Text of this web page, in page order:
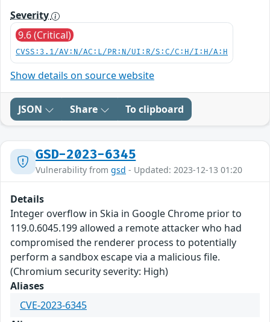
Severity
9.6 (Critical)
CVSS:3.1/AV:N/AC:L/PR:N/UI:R/S:C/C:H/I:H/A:H
Show details on source website
JSON Share To clipboard
GSD-2023-6345
Vulnerability from gsd - Updated: 2023-12-13 01:20
Details
Integer overflow in Skia in Google Chrome prior to
119.0.6045.199 allowed a remote attacker who had
compromised the renderer process to potentially
perform a sandbox escape via a malicious file.
(Chromium security severity: High)
Aliases
CVE-2023-6345